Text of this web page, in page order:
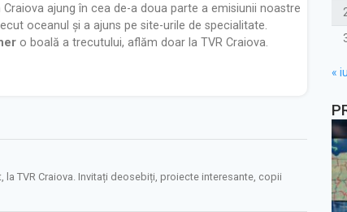
ajung în cea de-a doua parte a emisiunii noastre
oceanul și a ajuns pe site-urile de specialitate.
o boală a trecutului, aflăm doar la TVR Craiova.
TVR Craiova. Invitați deosebiți, proiecte interesante, copii
« iul.